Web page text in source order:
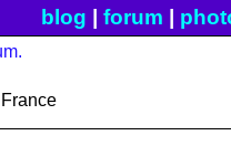
blog forum